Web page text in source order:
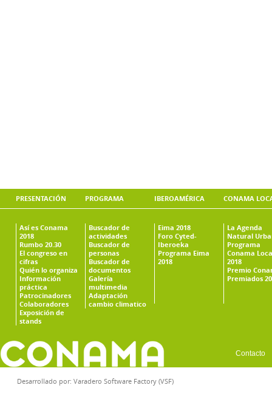
PRESENTACIÓN
Así es Conama
2018
Rumbo 20.30
El congreso en
cifras
Quién lo organiza
Información
práctica
Patrocinadores
Colaboradores
Exposición de
stands
PROGRAMA
Buscador de
actividades
Buscador de
personas
Buscador de
documentos
Galería
multimedia
Adaptación
cambio climatico
IBEROAMÉRICA
Eima 2018
Foro Cyted-
Iberoeka
Programa Eima
2018
CONAMA
La Agenda
Natural
Programa
Conama
2018
Premio
Premiados
Contacto
Desarrollado por: Varadero Software Factory (VSF)